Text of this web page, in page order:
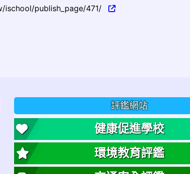
ischool/publish_page/471/
評鑑網站
健康促進學校
環境教育評鑑